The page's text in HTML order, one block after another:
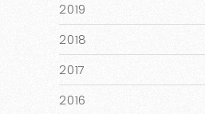
2019
2018
2017
2016